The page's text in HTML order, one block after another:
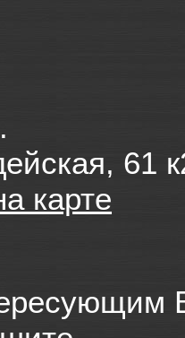
61
карте